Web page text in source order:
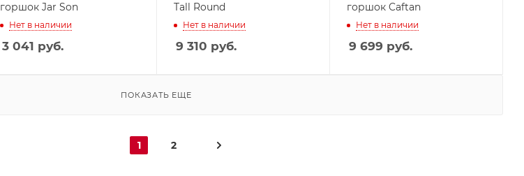
горшок Jar Son
Нет в наличии
3 041 руб.
Tall Round
Нет в наличии
9 310 руб.
горшок Caftan
Нет в наличии
9 699 руб.
ПОКАЗАТЬ ЕЩЕ
1 2